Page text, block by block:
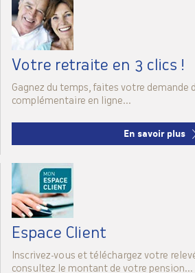
Votre retraite en 3 clics !
Gagnez du temps, faites votre demande
complémentaire en ligne...
En savoir plus
Espace Client
Inscrivez-vous et téléchargez votre
consultez le montant de votre pension...